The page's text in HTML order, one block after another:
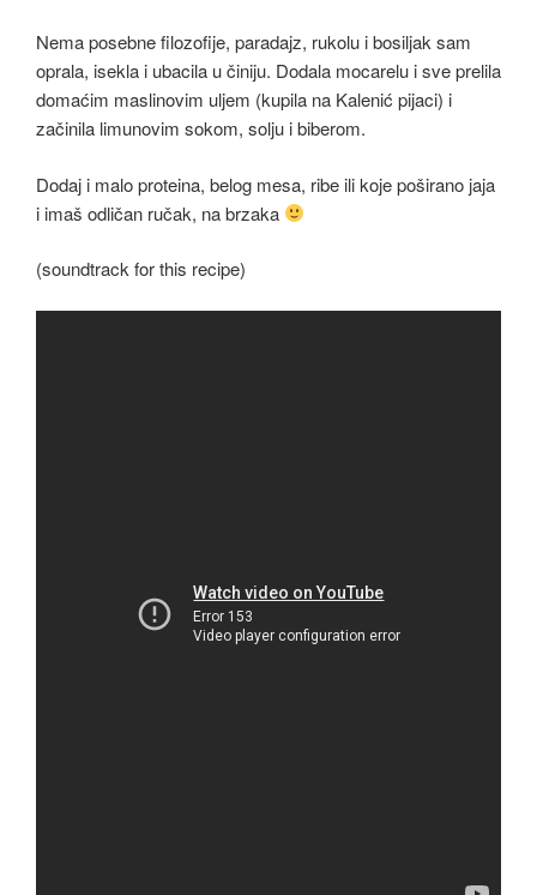
Nema posebne filozofije, paradajz, rukolu i bosiljak sam
oprala, isekla i ubacila u činiju. Dodala mocarelu i sve prelila
domaćim maslinovim uljem (kupila na Kalenić pijaci) i
začinila limunovim sokom, solju i biberom.
Dodaj i malo proteina, belog mesa, ribe ili koje poširano jaja
i imaš odličan ručak, na brzaka
(soundtrack for this recipe)